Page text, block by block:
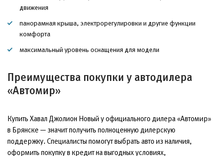
движения
панорамная крыша, электрорегулировки и другие функции
комфорта
максимальный уровень оснащения для модели
Преимущества покупки у автодилера
«Автомир»
Купить Хавал Джолион Новый у официального дилера «Автомир»
в Брянске — значит получить полноценную дилерскую
поддержку. Специалисты помогут выбрать авто из наличия,
оформить покупку в кредит на выгодных условиях,